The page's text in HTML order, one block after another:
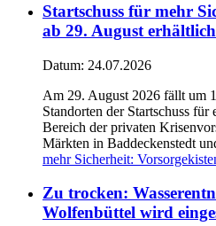
Startschuss für mehr
ab 29. August erhältlich
Datum: 24.07.2026
Am 29. August 2026 fällt um
Standorten der Startschuss
Bereich der privaten
Märkten in Baddeckenstedt
mehr Sicherheit:
Zu trocken:
Wolfenbüttel wird